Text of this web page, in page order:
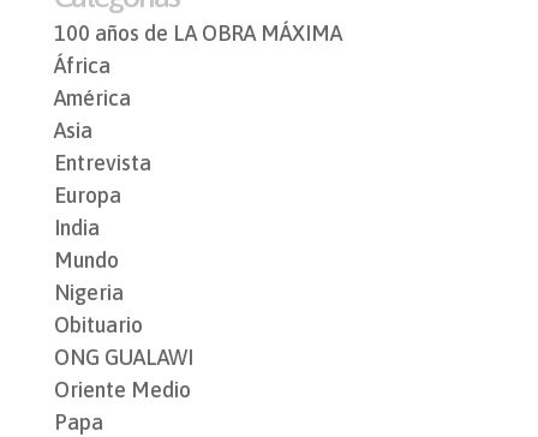
100 años de LA OBRA MÁXIMA
África
América
Asia
Entrevista
Europa
India
Mundo
Nigeria
Obituario
ONG GUALAWI
Oriente Medio
Papa